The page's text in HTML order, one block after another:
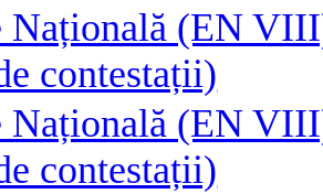
Națională (EN
contestații)
Națională (EN
contestații)